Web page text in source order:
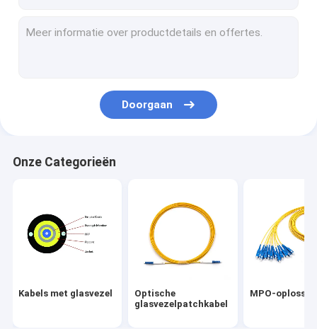
met een vermogen van niet meer dan 10 W
Fibre reinigingsmiddelen
Doorgaan
Onze Categorieën
Kabels met glasvezel
Optische
glasvezelpatchkabel
MPO-